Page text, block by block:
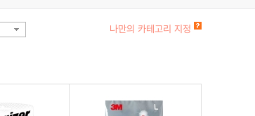
나만의 카테고리 지정